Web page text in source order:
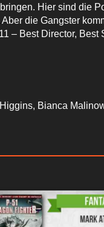
Wir
durch uns und
für diese Website. Sie
Hier sind die
die Gangster
– Best Director,
Bianca